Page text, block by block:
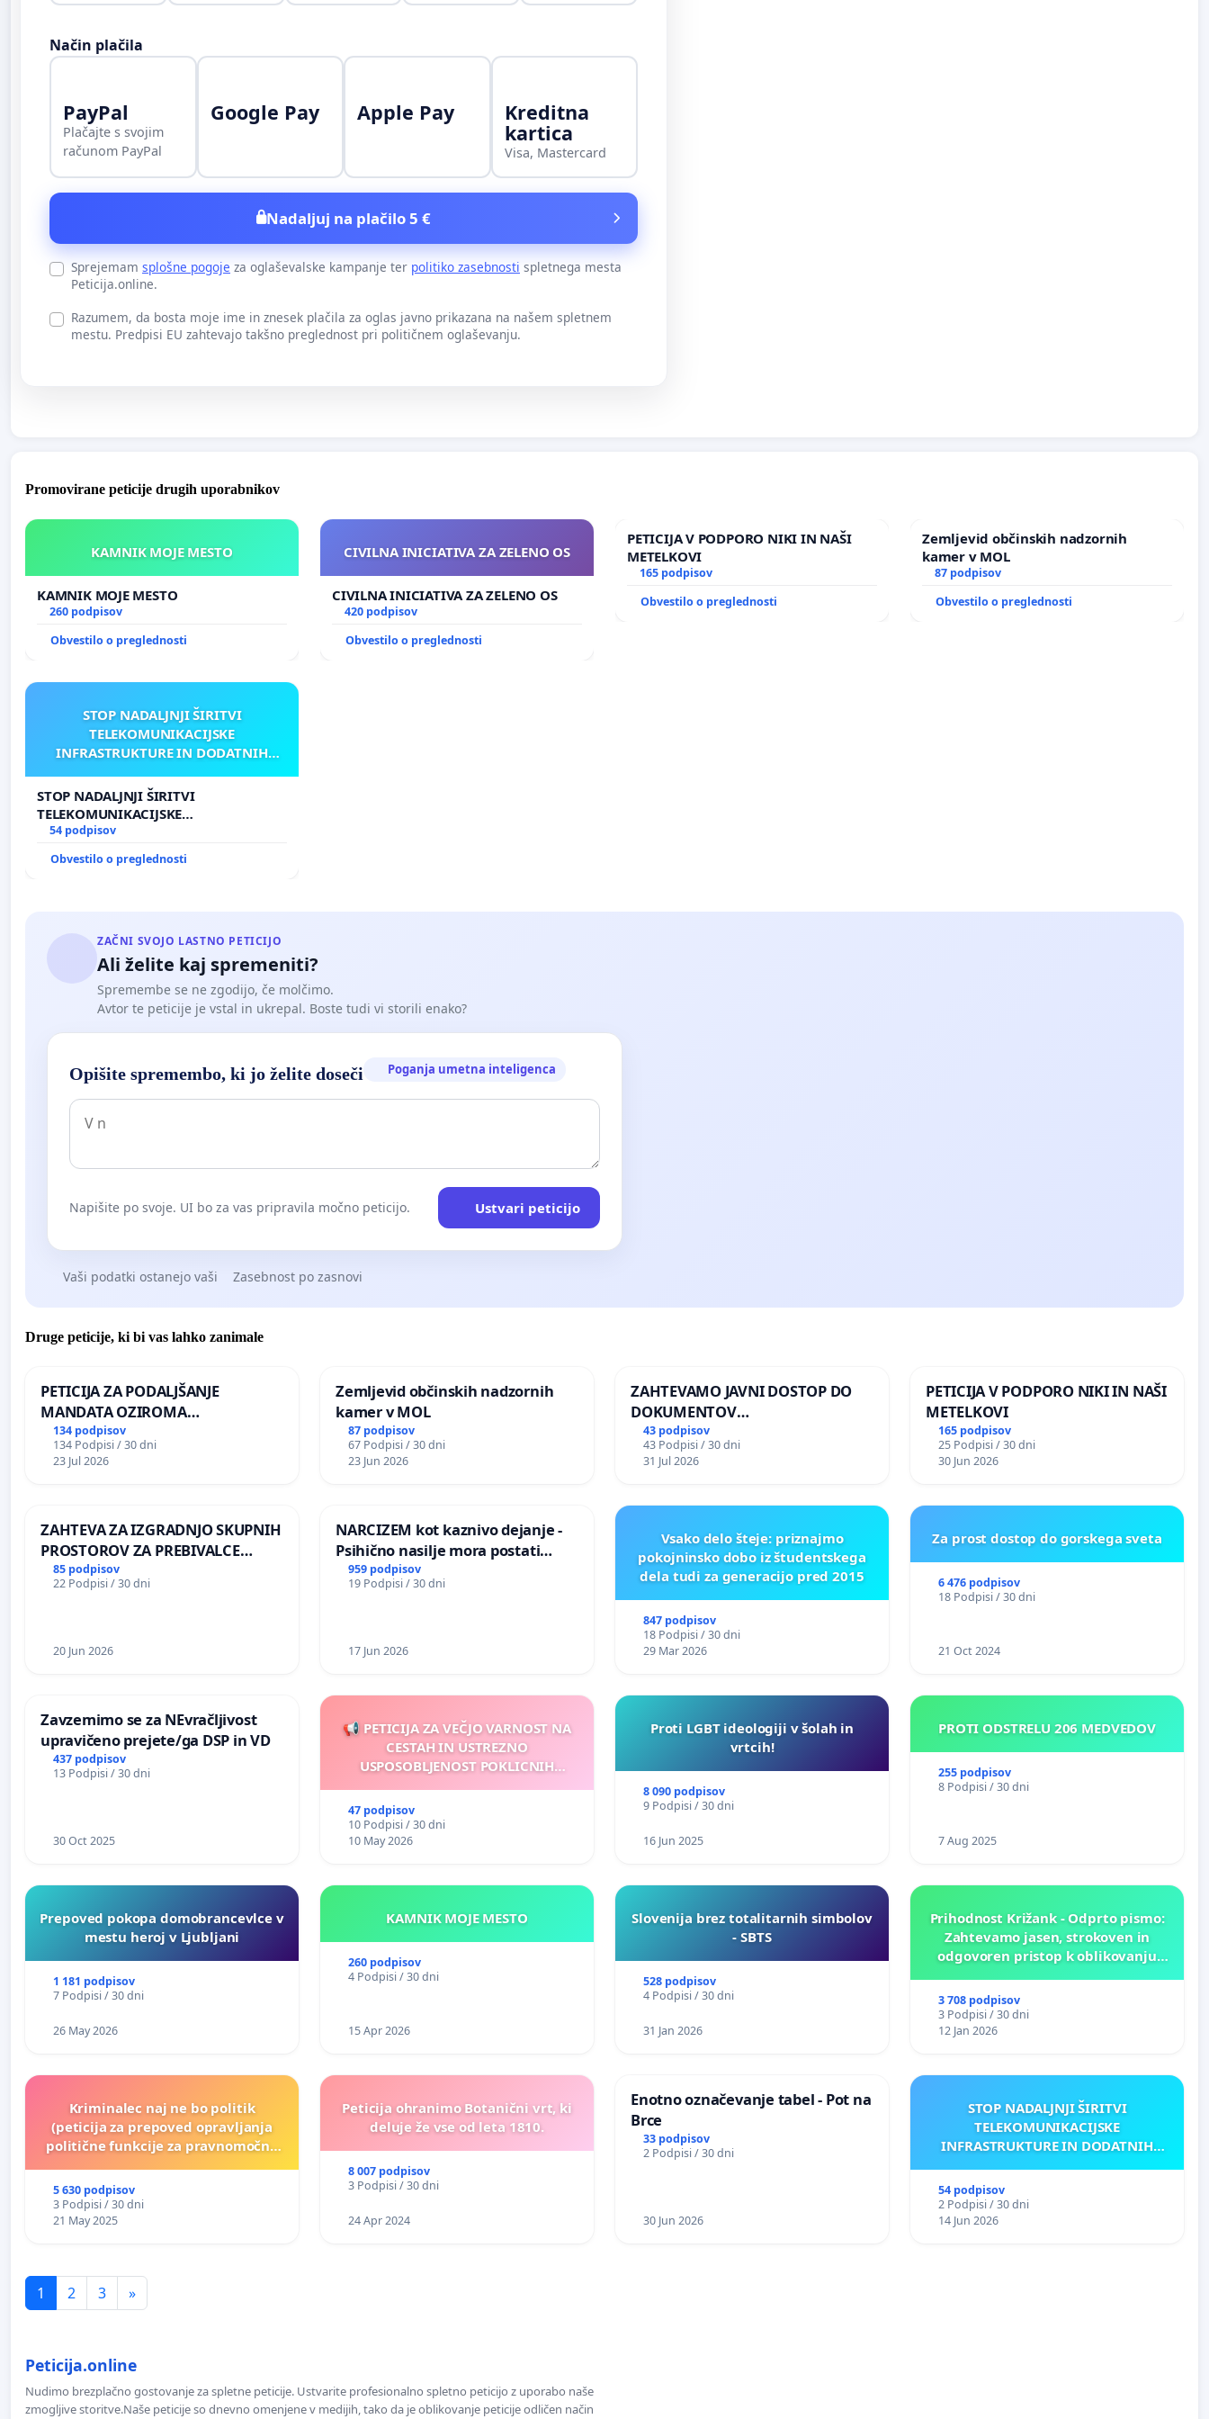
Način plačila
PayPal
Plačajte s svojim
računom PayPal
Google Pay Apple Pay Kreditna
kartica
Visa, Mastercard
Nadaljuj na plačilo 5 €
Sprejemam splošne pogoje za oglaševalske kampanje ter politiko zasebnosti spletnega mesta
Peticija.online.
Razumem, da bosta moje ime in znesek plačila za oglas javno prikazana na našem spletnem
mestu. Predpisi EU zahtevajo takšno preglednost pri političnem oglaševanju.
Promovirane peticije drugih uporabnikov
KAMNIK MOJE MESTO
KAMNIK MOJE MESTO
260 podpisov
Obvestilo o preglednosti
CIVILNA INICIATIVA ZA ZELENO OS
CIVILNA INICIATIVA ZA ZELENO OS
420 podpisov
Obvestilo o preglednosti
PETICIJA V PODPORO NIKI IN NAŠI
METELKOVI
165 podpisov
Obvestilo o preglednosti
Zemljevid občinskih nadzornih
kamer v MOL
87 podpisov
Obvestilo o preglednosti
STOP NADALJNJI ŠIRITVI
TELEKOMUNIKACIJSKE
INFRASTRUKTURE IN DODATNIH
STOP NADALJNJI ŠIRITVI
TELEKOMUNIKACIJSKE
INFRASTRUKTURE IN DODATNIH
54 podpisov
Obvestilo o preglednosti
ZAČNI SVOJO LASTNO PETICIJO
Ali želite kaj spremeniti?
Spremembe se ne zgodijo, če molčimo.
Avtor te peticije je vstal in ukrepal. Boste tudi vi storili enako?
Opišite spremembo, ki jo želite doseči Poganja umetna inteligenca
Napišite po svoje. UI bo za vas pripravila močno peticijo. Ustvari peticijo
Vaši podatki ostanejo vaši Zasebnost po zasnovi
Druge peticije, ki bi vas lahko zanimale
PETICIJA ZA PODALJŠANJE
MANDATA OZIROMA
ČIMPREJŠNJO PONOVNO
NAPOTITEV GOSPODA BERNARDA
ŠRAJNERJA NA VELEPOSLANIŠTVO
134 podpisov
134 Podpisi / 30 dni
23 Jul 2026
Zemljevid občinskih nadzornih
kamer v MOL
87 podpisov
67 Podpisi / 30 dni
23 Jun 2026
ZAHTEVAMO JAVNI DOSTOP DO
DOKUMENTOV
PARLAMENTARNIH
PREISKOVALNIH KOMISIJ O
ILEGALNI TRGOVINI Z OROŽJEM
43 podpisov
43 Podpisi / 30 dni
31 Jul 2026
PETICIJA V PODPORO NIKI IN NAŠI
METELKOVI
165 podpisov
25 Podpisi / 30 dni
30 Jun 2026
ZAHTEVA ZA IZGRADNJO SKUPNIH
PROSTOROV ZA PREBIVALCE
KRAJEVNE SKUPNOSTI
PRESTRANEK
85 podpisov
22 Podpisi / 30 dni
20 Jun 2026
NARCIZEM kot kaznivo dejanje -
Psihično nasilje mora postati
enako prepoznano kot fizično
nasilje
959 podpisov
19 Podpisi / 30 dni
17 Jun 2026
Vsako delo šteje: priznajmo
pokojninsko dobo iz študentskega
dela tudi za generacijo pred 2015
847 podpisov
18 Podpisi / 30 dni
29 Mar 2026
Za prost dostop do gorskega sveta
6 476 podpisov
18 Podpisi / 30 dni
21 Oct 2024
Zavzemimo se za NEvračljivost
upravičeno prejete/ga DSP in VD
437 podpisov
13 Podpisi / 30 dni
30 Oct 2025
📢 PETICIJA ZA VEČJO VARNOST NA
CESTAH IN USTREZNO
USPOSOBLJENOST POKLICNIH
47 podpisov
10 Podpisi / 30 dni
10 May 2026
Proti LGBT ideologiji v šolah in
vrtcih!
8 090 podpisov
9 Podpisi / 30 dni
16 Jun 2025
PROTI ODSTRELU 206 MEDVEDOV
255 podpisov
8 Podpisi / 30 dni
7 Aug 2025
Prepoved pokopa domobrancevlce v
mestu heroj v Ljubljani
1 181 podpisov
7 Podpisi / 30 dni
26 May 2026
KAMNIK MOJE MESTO
260 podpisov
4 Podpisi / 30 dni
15 Apr 2026
Slovenija brez totalitarnih simbolov
- SBTS
528 podpisov
4 Podpisi / 30 dni
31 Jan 2026
Prihodnost Križank - Odprto pismo:
Zahtevamo jasen, strokoven in
odgovoren pristop k oblikovanju
3 708 podpisov
3 Podpisi / 30 dni
12 Jan 2026
Kriminalec naj ne bo politik
(peticija za prepoved opravljanja
politične funkcije za pravnomočno
5 630 podpisov
3 Podpisi / 30 dni
21 May 2025
Peticija ohranimo Botanični vrt, ki
deluje že vse od leta 1810.
8 007 podpisov
3 Podpisi / 30 dni
24 Apr 2024
Enotno označevanje tabel - Pot na
Brce
33 podpisov
2 Podpisi / 30 dni
30 Jun 2026
STOP NADALJNJI ŠIRITVI
TELEKOMUNIKACIJSKE
INFRASTRUKTURE IN DODATNIH
54 podpisov
2 Podpisi / 30 dni
14 Jun 2026
1 2 3 »
Peticija.online
Nudimo brezplačno gostovanje za spletne peticije. Ustvarite profesionalno spletno peticijo z uporabo naše
zmogljive storitve.Naše peticije so dnevno omenjene v medijih, tako da je oblikovanje peticije odličen način